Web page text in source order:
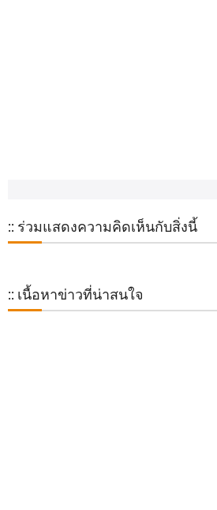
:: ร่วมแสดงความคิดเห็นกับสิ่งนี้
:: เนื้อหาข่าวที่น่าสนใจ